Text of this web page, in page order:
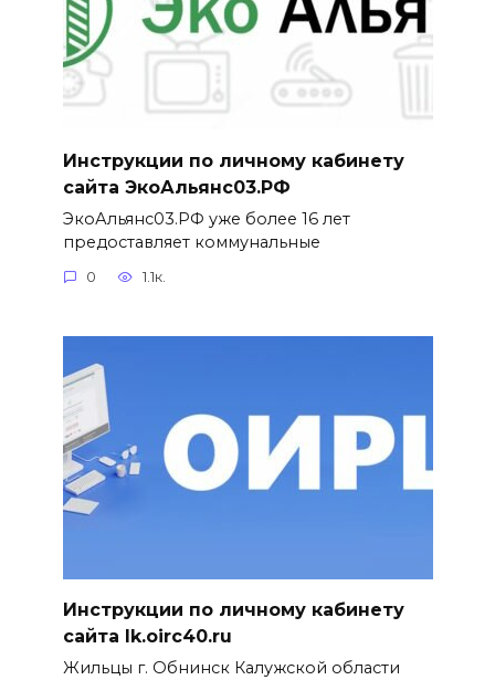
Инструкции по личному кабинету
сайта ЭкоАльянс03.РФ
ЭкоАльянс03.РФ уже более 16 лет
предоставляет коммунальные
0 1.1к.
Инструкции по личному кабинету
сайта lk.oirc40.ru
Жильцы г. Обнинск Калужской области